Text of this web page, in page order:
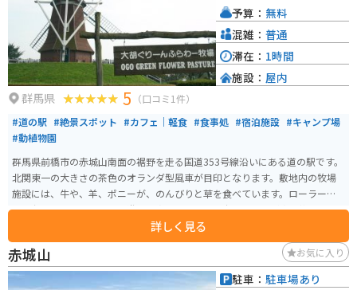
ば」や、山菜を使った料理が挙げられます。道の駅内のレストランでも味わ
うことができます。
群馬県 5 （口コミ1件）
#道の駅 #絶景スポット #カフェ｜軽食 #食事処 #宿泊施設 #キャンプ場
#動植物園
群馬県前橋市の赤城山南面の裾野を走る国道353号線沿いにある道の駅です。
北関東一の大きさの茶色のオランダ型風車が目印となります。敷地内の牧場
施設には、牛や、羊、ポニーが、のんびりと草を食べています。ローラーす
べり台やアスレチック風の遊具も点在しており、爽やかな風が吹き抜ける
中、楽しく遊ぶことができます。また、11棟のバンガローを備えたキャンプ
場を併設しています。
詳しく見る
予算： 無料
混雑： 普通
滞在： 1時間
施設： 屋内
赤城山 お気に入り
駐車： 駐車場あり